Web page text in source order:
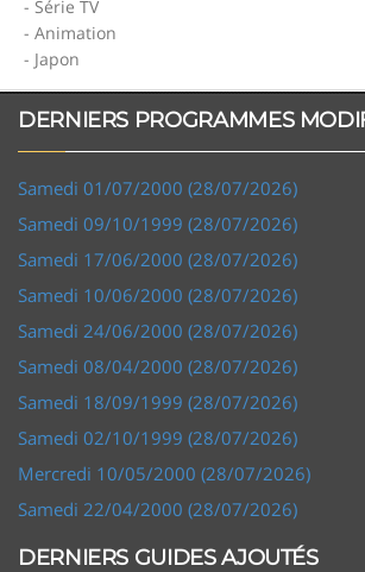
- Série TV
- Animation
- Japon
DERNIERS PROGRAMMES
Samedi 01/07/2000 (28/07/2026)
Samedi 09/10/1999 (28/07/2026)
Samedi 17/06/2000 (28/07/2026)
Samedi 10/06/2000 (28/07/2026)
Samedi 24/06/2000 (28/07/2026)
Samedi 08/04/2000 (28/07/2026)
Samedi 18/09/1999 (28/07/2026)
Samedi 02/10/1999 (28/07/2026)
Mercredi 10/05/2000 (28/07/2026)
Samedi 22/04/2000 (28/07/2026)
DERNIERS GUIDES AJOUTÉS